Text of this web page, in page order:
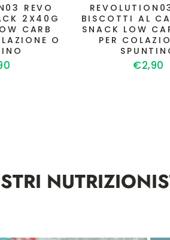
REVO
2X40G
CARB
O
BISCOTTI AL
SNACK LOW
PER
€2,90